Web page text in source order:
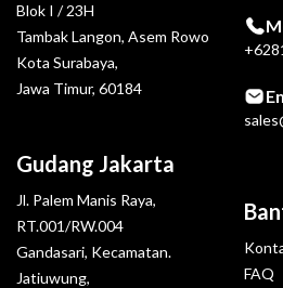
Blok I / 23H
Tambak Langon, Asem Rowo
Kota Surabaya,
Jawa Timur, 60184
Gudang Jakarta
Jl. Palem Manis Raya,
RT.001/RW.004
Gandasari, Kecamatan.
Jatiuwung,
FAQ